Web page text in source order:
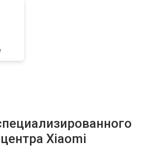
Xiaomi